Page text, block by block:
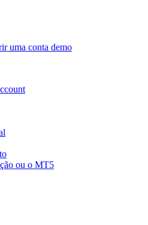
uma conta demo
ou o MT5